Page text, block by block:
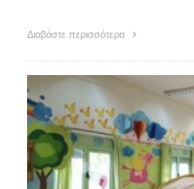
Διαβάστε περισσότερα